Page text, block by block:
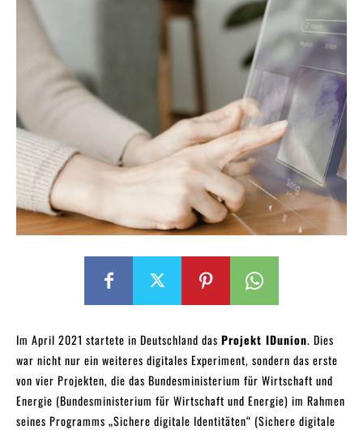
Im April 2021 startete in Deutschland das Projekt IDunion. Dies
war nicht nur ein weiteres digitales Experiment, sondern das erste
von vier Projekten, die das Bundesministerium für Wirtschaft und
Energie (Bundesministerium für Wirtschaft und Energie) im Rahmen
seines Programms „Sichere digitale Identitäten“ (Sichere digitale